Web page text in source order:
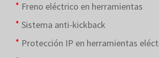
Freno eléctrico en herramientas
Sistema anti-kickback
Protección IP en herramientas